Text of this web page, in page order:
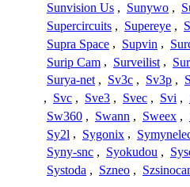
Sunvision Us , Sunywo ,
Supercircuits , Supereye ,
Supra Space , Supvin ,
Surip Cam , Surveilist ,
Surya-net , Sv3c , Sv3p ,
, Svc , Sve3 , Svec , Svi ,
Sw360 , Swann , Sweex ,
Sy2l , Sygonix ,
Syny-snc , Syokudou ,
Systoda , Szneo ,